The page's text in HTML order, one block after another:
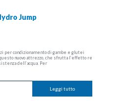
Jump
per condizionamento di gambe e glutei
nuovo attrezzo, che sfrutta l’effetto re
dell’acqua. Per
Leggi tutto